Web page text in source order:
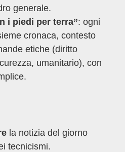
generale.
i piedi per terra”: ogni
cronaca, contesto
etiche (diritto
umanitario), con
la notizia del giorno
tecnicismi.